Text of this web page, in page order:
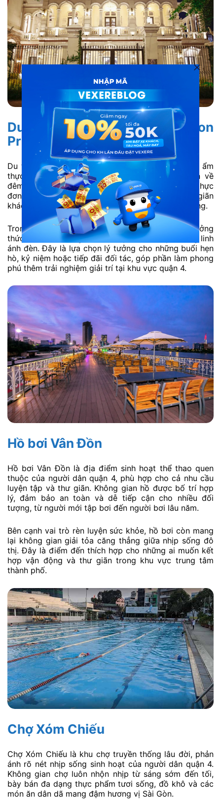
Du thuyền ăn uống Saigon
Princess
Du thuyền Saigon Princess mang đến trải nghiệm ẩm
thực cao cấp kết hợp ngắm cảnh sông Sài Gòn về
đêm. Với thiết kế sang trọng, không gian mở và thực
đơn đa dạng, du thuyền tạo nên hành trình thư giãn
khác biệt so với các hình thức ăn uống thông thường.
Trong suốt chuyến đi, du khách có thể vừa thưởng
thức món ăn vừa ngắm nhìn skyline thành phố lung linh
ánh đèn. Đây là lựa chọn lý tưởng cho những buổi hẹn
hò, kỷ niệm hoặc tiếp đãi đối tác, góp phần làm phong
phú thêm trải nghiệm giải trí tại khu vực quận 4.
Hồ bơi Vân Đồn
Hồ bơi Vân Đồn là địa điểm sinh hoạt thể thao quen
thuộc của người dân quận 4, phù hợp cho cả nhu cầu
luyện tập và thư giãn. Không gian hồ được bố trí hợp
lý, đảm bảo an toàn và dễ tiếp cận cho nhiều đối
tượng, từ người mới tập bơi đến người bơi lâu năm.
Bên cạnh vai trò rèn luyện sức khỏe, hồ bơi còn mang
lại không gian giải tỏa căng thẳng giữa nhịp sống đô
thị. Đây là điểm đến thích hợp cho những ai muốn kết
hợp vận động và thư giãn trong khu vực trung tâm
thành phố.
Chợ Xóm Chiếu
Chợ Xóm Chiếu là khu chợ truyền thống lâu đời, phản
ánh rõ nét nhịp sống sinh hoạt của người dân quận 4.
Không gian chợ luôn nhộn nhịp từ sáng sớm đến tối,
bày bán đa dạng thực phẩm tươi sống, đồ khô và các
món ăn dân dã mang đậm hương vị Sài Gòn.